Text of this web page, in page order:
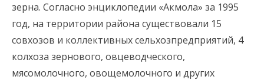
зерна. Согласно энциклопедии «Акмола» за 1995
год, на территории района существовали 15
совхозов и коллективных сельхозпредприятий, 4
колхоза зернового, овцеводческого,
мясомолочного, овощемолочного и других